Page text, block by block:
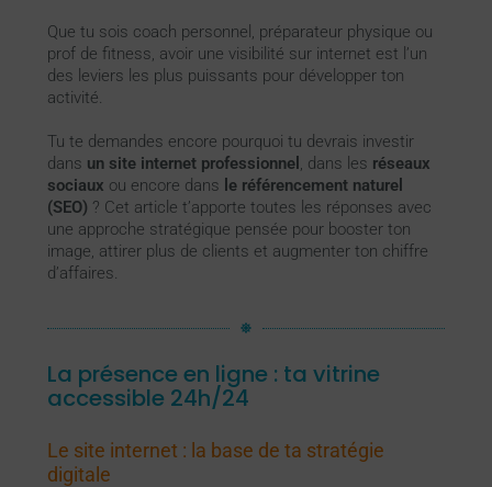
Que tu sois coach personnel, préparateur physique ou
prof de fitness, avoir une visibilité sur internet est l’un
des leviers les plus puissants pour développer ton
activité.
Tu te demandes encore pourquoi tu devrais investir
dans un site internet professionnel , dans les réseaux
sociaux ou encore dans le référencement naturel
(SEO) ? Cet article t’apporte toutes les réponses avec
une approche stratégique pensée pour booster ton
image, attirer plus de clients et augmenter ton chiffre
d’affaires.
La présence en ligne : ta vitrine
accessible 24h/24
Le site internet : la base de ta stratégie
digitale